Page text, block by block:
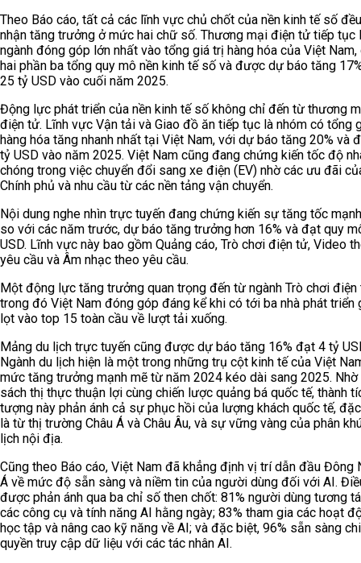
Theo Báo cáo, tất cả các lĩnh vực chủ chốt của nền kinh tế số
nhận tăng trưởng ở mức hai chữ số. Thương mại điện tử tiếp tục
ngành đóng góp lớn nhất vào tổng giá trị hàng hóa của Việt Nam,
hai phần ba tổng quy mô nền kinh tế số và được dự báo tăng
25 tỷ USD vào cuối năm 2025.
Động lực phát triển của nền kinh tế số không chỉ đến từ thương
điện tử. Lĩnh vực Vận tải và Giao đồ ăn tiếp tục là nhóm có tổng
hàng hóa tăng nhanh nhất tại Việt Nam, với dự báo tăng 20% và
tỷ USD vào năm 2025. Việt Nam cũng đang chứng kiến tốc độ
chóng trong việc chuyển đổi sang xe điện (EV) nhờ các ưu đãi
Chính phủ và nhu cầu từ các nền tảng vận chuyển.
Nội dung nghe nhìn trực tuyến đang chứng kiến sự tăng tốc
so với các năm trước, dự báo tăng trưởng hơn 16% và đạt quy
USD. Lĩnh vực này bao gồm Quảng cáo, Trò chơi điện tử, Video
yêu cầu và Âm nhạc theo yêu cầu.
Một động lực tăng trưởng quan trọng đến từ ngành Trò chơi điện
trong đó Việt Nam đóng góp đáng kể khi có tới ba nhà phát triển
lọt vào top 15 toàn cầu về lượt tải xuống.
Mảng du lịch trực tuyến cũng được dự báo tăng 16% đạt 4 tỷ
Ngành du lịch hiện là một trong những trụ cột kinh tế của Việt
mức tăng trưởng mạnh mẽ từ năm 2024 kéo dài sang 2025. Nhờ
sách thị thực thuận lợi cùng chiến lược quảng bá quốc tế, thành
tượng này phản ánh cả sự phục hồi của lượng khách quốc tế,
là từ thị trường Châu Á và Châu Âu, và sự vững vàng của phân
lịch nội địa.
Cũng theo Báo cáo, Việt Nam đã khẳng định vị trí dẫn đầu Đông
Á về mức độ sẵn sàng và niềm tin của người dùng đối với AI.
được phản ánh qua ba chỉ số then chốt: 81% người dùng tương
các công cụ và tính năng AI hằng ngày; 83% tham gia các hoạt
học tập và nâng cao kỹ năng về AI; và đặc biệt, 96% sẵn sàng
quyền truy cập dữ liệu với các tác nhân AI.